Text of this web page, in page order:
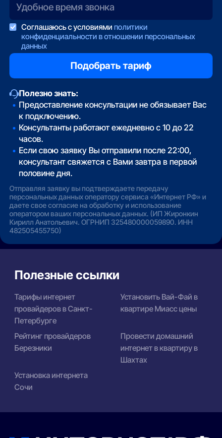
Соглашаюсь с условиями политики
конфиденциальности в отношении персональных
данных
Полезно знать:
Предоставление консультации не обязывает Вас
к подключению.
Консультанты работают ежедневно с 10 до 22
часов.
Если свою заявку Вы отправили после 22:00,
консультант свяжется с Вами завтра в первой
половине дня.
Отправляя заявку вы подтверждаете передачу
персональных данных оператору сервиса «Интернет РФ» и
даете свое согласие на обработку и использование
оператором ваших персональных данных. (ИП Жиронкин
Кирилл Анатольевич. ОГРНИП 325480000059890. ИНН
482505455750)
Полезные ссылки
Тарифы интернет
провайдеров в Санкт-
Петербурге
Установить Вай-Фай в
квартире Миасс цены
Рейтинг провайдеров
Березники
Провести домашний
интернет в квартиру в
Шахтах
Установка интернета
Сочи